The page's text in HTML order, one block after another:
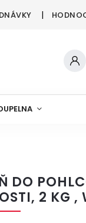
DO
2 KG ,